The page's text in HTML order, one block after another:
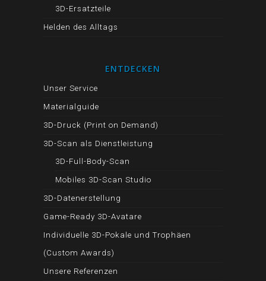
3D-Ersatzteile
Helden des Alltags
ENTDECKEN
Unser Service
Materialguide
3D-Druck (Print on Demand)
3D-Scan als Dienstleistung
3D-Full-Body-Scan
Mobiles 3D-Scan Studio
3D-Datenerstellung
Game-Ready 3D-Avatare
Individuelle 3D-Pokale und Trophäen
(Custom Awards)
Unsere Referenzen